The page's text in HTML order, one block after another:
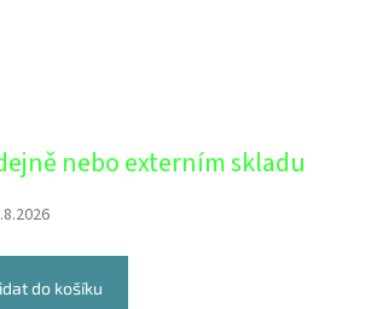
nebo externím skladu
do košíku